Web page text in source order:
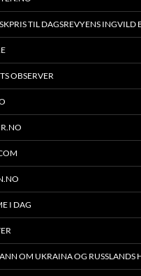
TIL DAGSREVYENS INGVILD
OBSERVER
I DAG
OM UKRAINA OG RUSSLANDS